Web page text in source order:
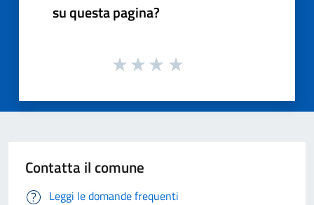
su questa pagina?
Contatta il comune
Leggi le domande frequenti